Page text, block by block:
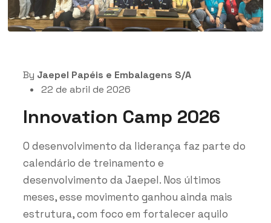
By Jaepel Papéis e Embalagens S/A
22 de abril de 2026
Innovation Camp 2026
O desenvolvimento da liderança faz parte do
calendário de treinamento e
desenvolvimento da Jaepel. Nos últimos
meses, esse movimento ganhou ainda mais
estrutura, com foco em fortalecer aquilo